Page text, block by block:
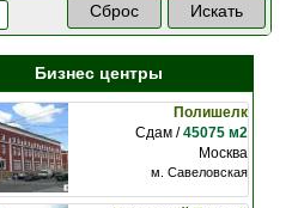
Бизнес центры
Полишелк
Сдам /45075 м2
Москва
м. Савеловская